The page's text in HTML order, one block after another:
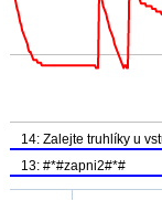
14: Zalejte truhlíky u
13: #*#zapni2#*#